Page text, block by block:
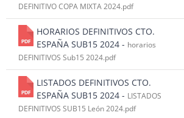
DEFINITIVO COPA MIXTA 2024.pdf
HORARIOS DEFINITIVOS CTO.
ESPAÑA SUB15 2024 - horarios
DEFINITIVOS Sub15 2024.pdf
LISTADOS DEFINITIVOS CTO.
ESPAÑA SUB15 2024 - LISTADOS
DEFINITIVOS SUB15 León 2024.pdf